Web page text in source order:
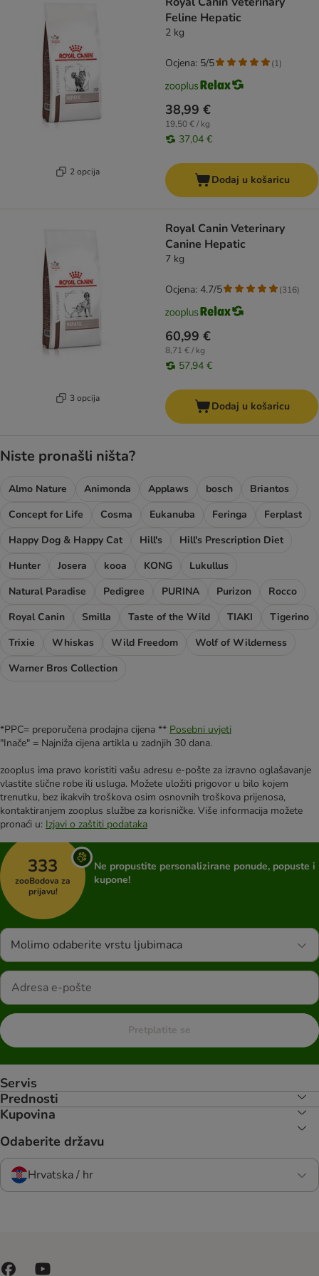
2 opcija
Feline Hepatic
2 kg
38,99 €
19,50 € / kg
37,04 €
Ocjena: 5/5 (1)
Dodaj u košaricu
3 opcija
Royal Canin Veterinary
Canine Hepatic
7 kg
60,99 €
8,71 € / kg
57,94 €
Ocjena: 4.7/5 (316)
Dodaj u košaricu
Niste pronašli ništa?
Almo Nature Animonda Applaws bosch
Briantos
Concept for Life
Cosma Eukanuba Feringa
Ferplast
Happy Dog & Happy Cat
Hill's
Hill's Prescription Diet
Hunter
Josera kooa KONG
Lukullus
Natural Paradise
Pedigree PURINA Purizon
Rocco
Royal Canin
Smilla Taste of the Wild TIAKI
Tigerino
Trixie
Whiskas Wild Freedom
Wolf of Wilderness
Warner Bros Collection
*PPC= preporučena prodajna cijena ** Posebni uvjeti
"Inače" = Najniža cijena artikla u zadnjih 30 dana.
zooplus ima pravo koristiti vašu adresu e-pošte za izravno oglašavanje
vlastite slične robe ili usluga. Možete uložiti prigovor u bilo kojem
trenutku, bez ikakvih troškova osim osnovnih troškova prijenosa,
kontaktiranjem zooplus službe za korisničke. Više informacija možete
pronaći u: Izjavi o zaštiti podataka
333
zooBodova za
prijavu!
Ne propustite personalizirane ponude, popuste i
kupone!
Molimo odaberite vrstu ljubimaca
Pretplatite se
Servis
Prednosti
Kupovina
Odaberite državu
Hrvatska / hr